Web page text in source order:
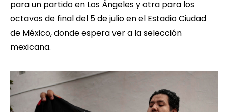
para un partido en Los Ángeles y otra para los
octavos de final del 5 de julio en el Estadio Ciudad
de México, donde espera ver a la selección
mexicana.